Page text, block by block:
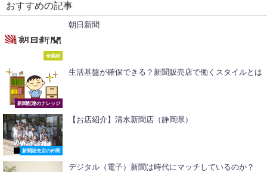
おすすめの記事
全国紙
朝日新聞
新聞配達のナレッジ
生活基盤が確保できる？新聞販売店で働くスタイルとは
新聞販売店の仲間
【お店紹介】清水新聞店（静岡県）
デジタル（電子）新聞は時代にマッチしているのか？